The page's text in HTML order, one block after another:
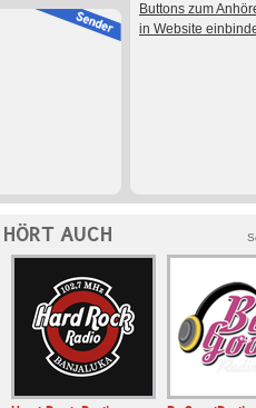
Buttons zum
in Website
AUCH